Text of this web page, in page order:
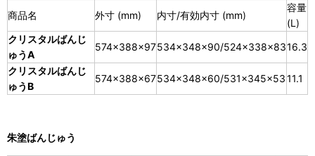
商品名 外寸 (mm) 内寸/有効内寸 (mm)
容量
(L)
クリスタルばんじ
ゅうA
574×388×97534×348×90/524×338×8316.3
クリスタルばんじ
ゅうB
574×388×67534×348×60/531×345×5311.1
朱塗ばんじゅう